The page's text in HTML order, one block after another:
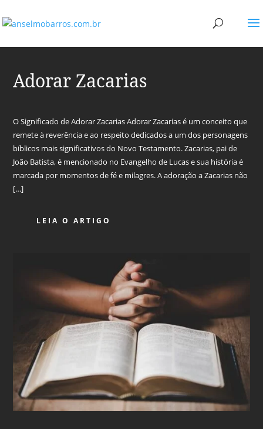
Adorar Zacarias
O Significado de Adorar Zacarias Adorar Zacarias é um conceito que
remete à reverência e ao respeito dedicados a um dos personagens
bíblicos mais significativos do Novo Testamento. Zacarias, pai de
João Batista, é mencionado no Evangelho de Lucas e sua história é
marcada por momentos de fé e milagres. A adoração a Zacarias não
[…]
LEIA O ARTIGO